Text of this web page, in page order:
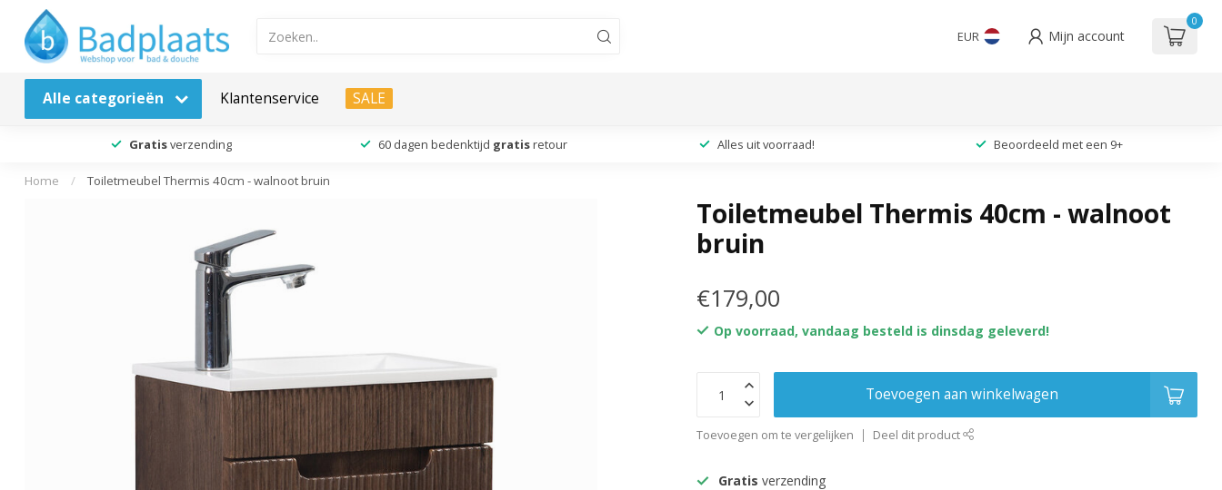
EUR Mijn account
0
Alle categorieën Klantenservice SALE
Gratisverzending 60 dagen bedenktijd gratis retour Alles uit voorraad! Beoordeeld met een 9+
Home / Toiletmeubel Thermis 40cm - walnoot bruin
Toiletmeubel Thermis 40cm - walnoot
bruin
€179,00
Op voorraad, vandaag besteld is dinsdag geleverd!
Toevoegen aan winkelwagen
Toevoegen om te vergelijken Deel dit product
Gratis verzending